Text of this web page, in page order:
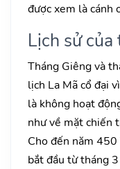
được xem là cánh
Lịch sử
Tháng Giêng và
lịch La Mã cổ đại
là không hoạt
như về mặt chiến
Cho đến năm
bắt đầu từ tháng